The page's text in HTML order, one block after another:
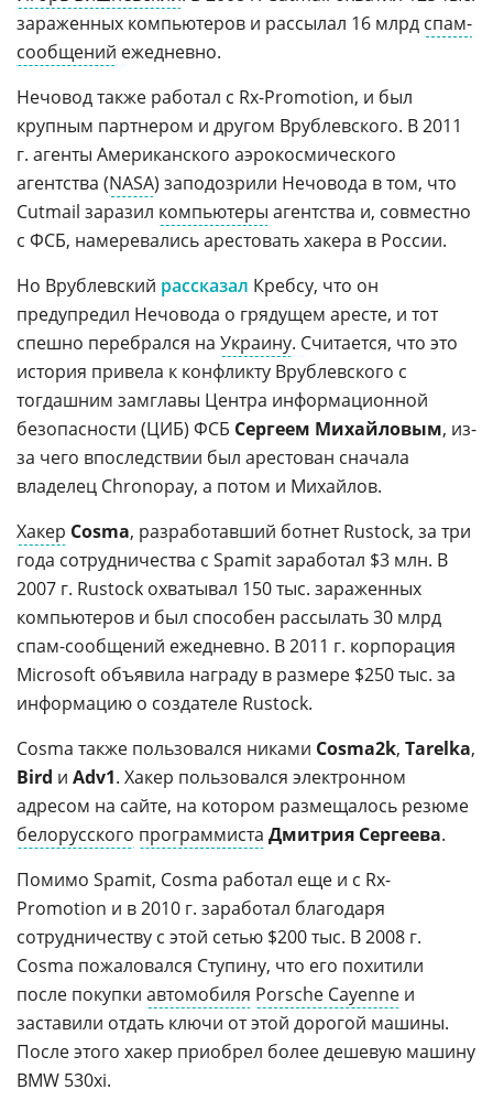
зараженных компьютеров и рассылал 16 млрд спам-
сообщений ежедневно.
Нечовод также работал с Rx-Promotion, и был
крупным партнером и другом Врублевского. В 2011
г. агенты Американского аэрокосмического
агентства (NASA) заподозрили Нечовода в том, что
Cutmail заразил компьютеры агентства и, совместно
с ФСБ, намеревались арестовать хакера в России.
Но Врублевский рассказал Кребсу, что он
предупредил Нечовода о грядущем аресте, и тот
спешно перебрался на Украину. Считается, что это
история привела к конфликту Врублевского с
тогдашним замглавы Центра информационной
безопасности (ЦИБ) ФСБ Сергеем Михайловым, из-
за чего впоследствии был арестован сначала
владелец Chronopay, а потом и Михайлов.
Хакер Cosma, разработавший ботнет Rustock, за три
года сотрудничества с Spamit заработал $3 млн. В
2007 г. Rustock охватывал 150 тыс. зараженных
компьютеров и был способен рассылать 30 млрд
спам-сообщений ежедневно. В 2011 г. корпорация
Microsoft объявила награду в размере $250 тыс. за
информацию о создателе Rustock.
Cosma также пользовался никами Cosma2k, Tarelka,
Bird и Adv1. Хакер пользовался электронном
адресом на сайте, на котором размещалось резюме
белорусского программиста Дмитрия Сергеева.
Помимо Spamit, Cosma работал еще и с Rx-
Promotion и в 2010 г. заработал благодаря
сотрудничеству с этой сетью $200 тыс. В 2008 г.
Cosma пожаловался Ступину, что его похитили
после покупки автомобиля Porsche Cayenne и
заставили отдать ключи от этой дорогой машины.
После этого хакер приобрел более дешевую машину
BMW 530xi.